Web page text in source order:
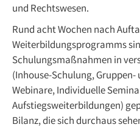
und Rechtswesen.
Rund acht Wochen nach
Weiterbildungsprogramms
Schulungsmaßnahmen in
(Inhouse-Schulung,
Webinare, Individuelle
Aufstiegsweiterbildungen)
Bilanz, die sich durchaus